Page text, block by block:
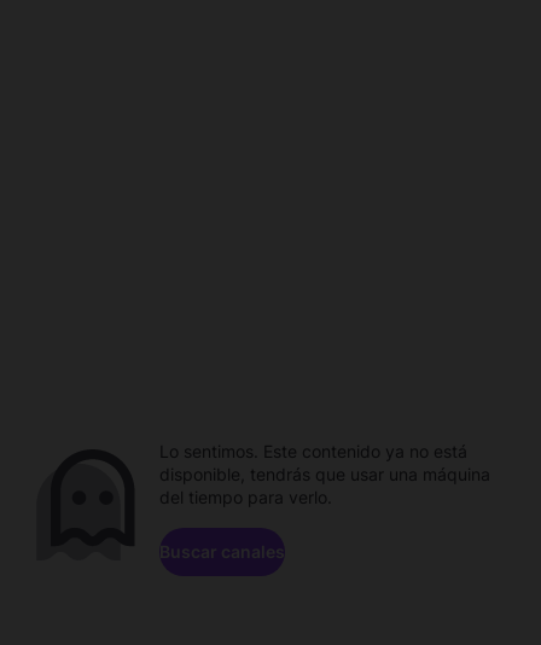
Lo sentimos. Este contenido ya no está
disponible, tendrás que usar una máquina
del tiempo para verlo.
Buscar canales